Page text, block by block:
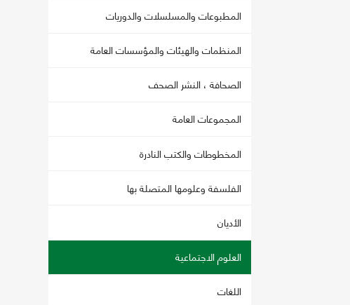
المطبوعات والمسلسلات والدوريات
المنظمات والهيئات والمؤسسات العامة
الصحافة ، النشر الصحف
المجموعات العامة
المخطوطات والكتب النادرة
الفلسفة وعلومها المتصلة بها
الأديان
العلوم الاجتماعية
اللغات